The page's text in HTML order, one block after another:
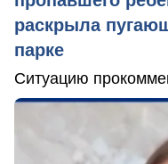
раскрыла
парке
Ситуацию